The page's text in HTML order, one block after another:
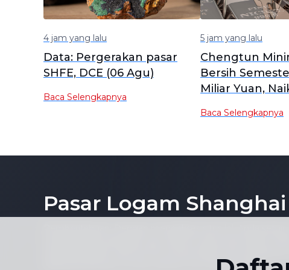
4 jam yang lalu
Data: Pergerakan pasar
SHFE, DCE (06 Agu)
Baca Selengkapnya
5 jam yang lalu
Chengtun
Bersih
Miliar Yuan,
Baca Selengkapnya
Pasar Logam Shanghai
tanpa persetujuan tertulis sebelumnya dari penerbit.